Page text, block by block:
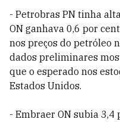
- Petrobras PN tinha
ON ganhava 0,6 por
nos preços do petróleo
dados preliminares
que o esperado nos
Estados Unidos.
- Embraer ON subia